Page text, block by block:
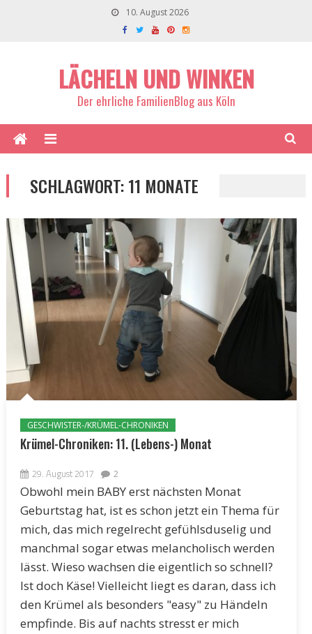
10. August 2026
LÄCHELN UND WINKEN
Der ehrliche FamilienBlog aus Köln
SCHLAGWORT:11 MONATE
GESCHWISTER-/KRÜMEL-CHRONIKEN
Krümel-Chroniken: 11. (Lebens-) Monat
29. August 2017 2
Obwohl mein BABY erst nächsten Monat
Geburtstag hat, ist es schon jetzt ein Thema für
mich, das mich regelrecht gefühlsduselig und
manchmal sogar etwas melancholisch werden
lässt. Wieso wachsen die eigentlich so schnell?
Ist doch Käse! Vielleicht liegt es daran, dass ich
den Krümel als besonders "easy" zu Händeln
empfinde. Bis auf nachts stresst er mich